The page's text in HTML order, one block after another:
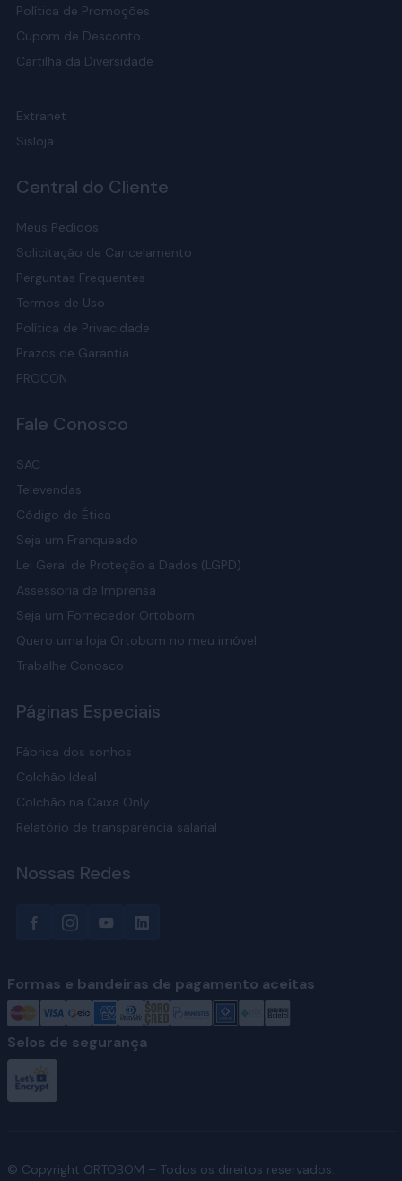
Política de Promoções
Cupom de Desconto
Cartilha da Diversidade
Extranet
Sisloja
Central do Cliente
Meus Pedidos
Solicitação de Cancelamento
Perguntas Frequentes
Termos de Uso
Política de Privacidade
Prazos de Garantia
PROCON
Fale Conosco
SAC
Televendas
Código de Ética
Seja um Franqueado
Lei Geral de Proteção a Dados (LGPD)
Assessoria de Imprensa
Seja um Fornecedor Ortobom
Quero uma loja Ortobom no meu imóvel
Trabalhe Conosco
Páginas Especiais
Fábrica dos sonhos
Colchão Ideal
Colchão na Caixa Only
Relatório de transparência salarial
Nossas Redes
Formas e bandeiras de pagamento aceitas
Selos de segurança
© Copyright ORTOBOM – Todos os direitos reservados.